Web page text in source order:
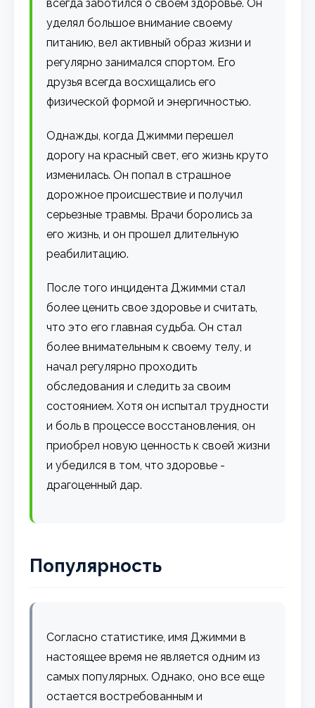
всегда заботился о своем здоровье. Он
уделял большое внимание своему
питанию, вел активный образ жизни и
регулярно занимался спортом. Его
друзья всегда восхищались его
физической формой и энергичностью.
Однажды, когда Джимми перешел
дорогу на красный свет, его жизнь круто
изменилась. Он попал в страшное
дорожное происшествие и получил
серьезные травмы. Врачи боролись за
его жизнь, и он прошел длительную
реабилитацию.
После того инцидента Джимми стал
более ценить свое здоровье и считать,
что это его главная судьба. Он стал
более внимательным к своему телу, и
начал регулярно проходить
обследования и следить за своим
состоянием. Хотя он испытал трудности
и боль в процессе восстановления, он
приобрел новую ценность к своей жизни
и убедился в том, что здоровье -
драгоценный дар.
Популярность
Согласно статистике, имя Джимми в
настоящее время не является одним из
самых популярных. Однако, оно все еще
остается востребованным и